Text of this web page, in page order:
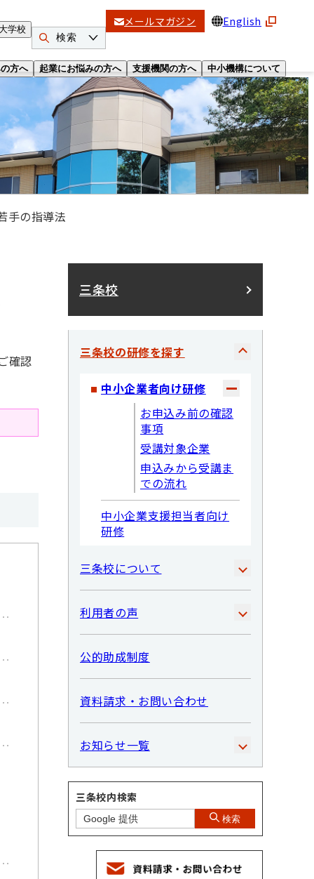
方へ 起業にお悩みの方へ 支援機関の方へ 中小機構について
学校
検索
メールマガジン English
手の指導法
確認
三条校
三条校の研修を探す
中小企業者向け研修
お申込み前の確認
事項
受講対象企業
申込みから受講ま
での流れ
中小企業支援担当者向け
研修
三条校について
利用者の声
公的助成制度
資料請求・お問い合わせ
お知らせ一覧
三条校内検索
検索